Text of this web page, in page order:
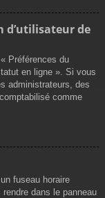
d’utilisateur de
Préférences du
en ligne ». Si vous
administrateurs, des
comme
fuseau horaire
dans le panneau